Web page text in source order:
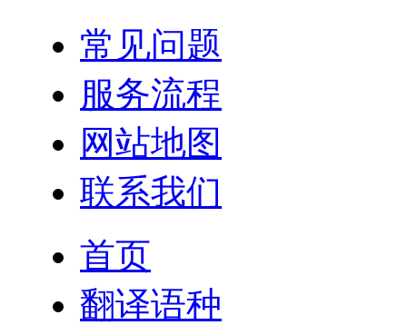
常见问题
服务流程
网站地图
联系我们
首页
翻译语种